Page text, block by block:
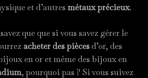
et d’autres métaux précieux.
que que si vous savez gérer le
acheter des piècesd’or, des
en or et même des bijoux en
, pourquoi pas ? Si vous suivez